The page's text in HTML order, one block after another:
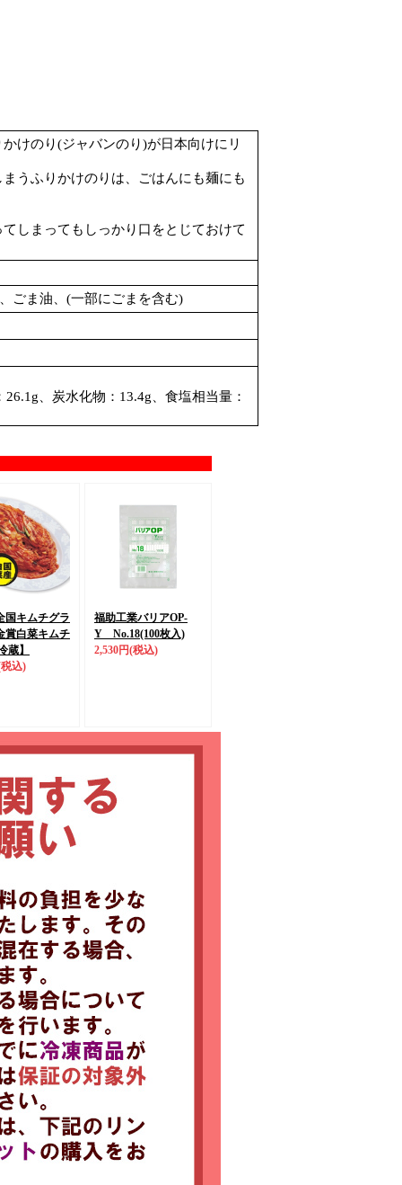
けのり(ジャバンのり)が日本向けにリ
うふりかけのりは、ごはんにも麺にも
しまってもしっかり口をとじておけて
ごま油、(一部にごまを含む)
、炭水化物：13.4g、食塩相当量：
国キムチグラ
賞白菜キムチ
蔵】
込)
福助工業バリアOP-
Y No.18(100枚入)
2,530円(税込)